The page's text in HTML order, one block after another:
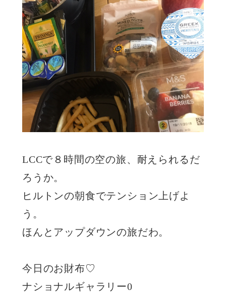
LCCで８時間の空の旅、耐えられるだ
ろうか。
ヒルトンの朝食でテンション上げよ
う。
ほんとアップダウンの旅だわ。
今日のお財布♡
ナショナルギャラリー0